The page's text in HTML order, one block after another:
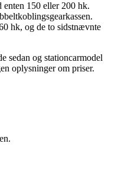
enten 150 eller 200 hk.
hk, og de to sidstnævnte
sedan og stationcarmodel
oplysninger om priser.